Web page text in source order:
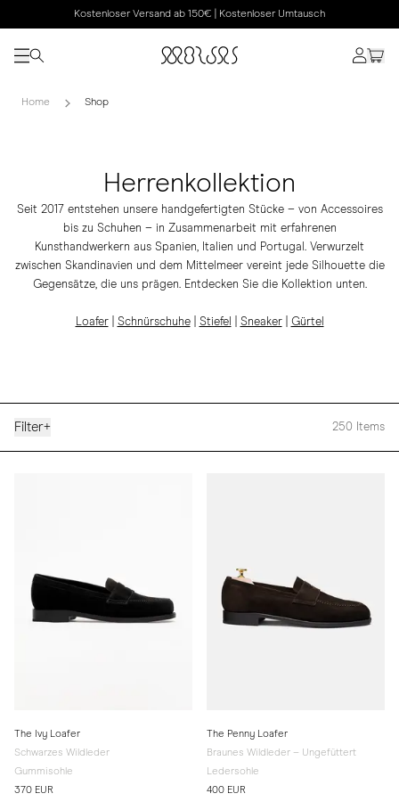
Kostenloser Versand ab 150€ | Kostenloser Umtausch
Home Shop
Herrenkollektion
Seit 2017 entstehen unsere handgefertigten Stücke – von Accessoires
bis zu Schuhen – in Zusammenarbeit mit erfahrenen
Kunsthandwerkern aus Spanien, Italien und Portugal. Verwurzelt
zwischen Skandinavien und dem Mittelmeer vereint jede Silhouette die
Gegensätze, die uns prägen. Entdecken Sie die Kollektion unten.
Loafer| Schnürschuhe| Stiefel Sneaker| Gürtel
Filter+ 250 Items
The Ivy Loafer
Schwarzes Wildleder
Gummisohle
370 EUR
The Penny Loafer
Braunes Wildleder – Ungefüttert
Ledersohle
400 EUR